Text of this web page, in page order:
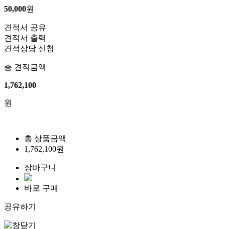
50,000원
견적서 공유
견적서 출력
견적상담 신청
총 견적금액
1,762,100
원
총 상품금액
1,762,100원
장바구니
바로 구매
공유하기